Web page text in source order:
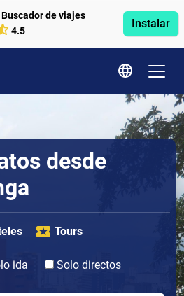
de viajes
4.5
Instalar
desde
Tours
ida
Solo directos